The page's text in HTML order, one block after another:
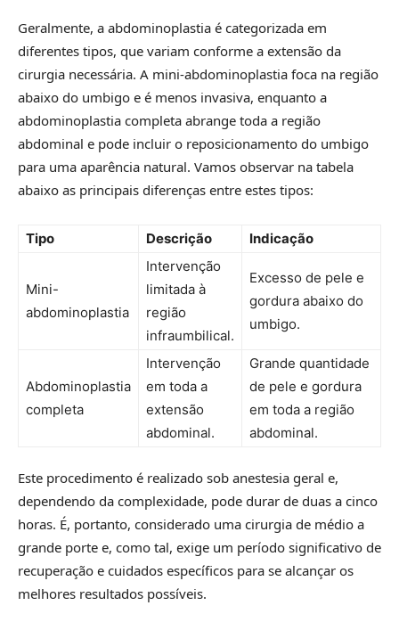
Geralmente, a abdominoplastia é categorizada em
diferentes tipos, que variam conforme a extensão da
cirurgia necessária. A mini-abdominoplastia foca na região
abaixo do umbigo e é menos invasiva, enquanto a
abdominoplastia completa abrange toda a região
abdominal e pode incluir o reposicionamento do umbigo
para uma aparência natural. Vamos observar na tabela
abaixo as principais diferenças entre estes tipos:
Tipo Descrição Indicação
Mini-
abdominoplastia
Intervenção
limitada à
região
infraumbilical.
Excesso de pele e
gordura abaixo do
umbigo.
Abdominoplastia
completa
Intervenção
em toda a
extensão
abdominal.
Grande quantidade
de pele e gordura
em toda a região
abdominal.
Este procedimento é realizado sob anestesia geral e,
dependendo da complexidade, pode durar de duas a cinco
horas. É, portanto, considerado uma cirurgia de médio a
grande porte e, como tal, exige um período significativo de
recuperação e cuidados específicos para se alcançar os
melhores resultados possíveis.